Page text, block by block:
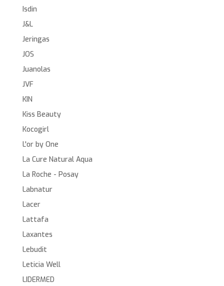
Isdin
J&L
Jeringas
JOS
Juanolas
JVF
KIN
Kiss Beauty
Kocogirl
L'or by One
La Cure Natural Aqua
La Roche - Posay
Labnatur
Lacer
Lattafa
Laxantes
Lebudit
Leticia Well
LIDERMED